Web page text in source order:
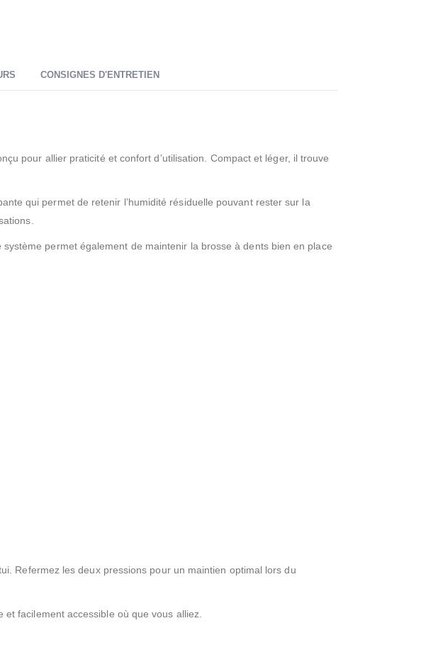
CONSIGNES D'ENTRETIEN
pour allier praticité et confort d’utilisation. Compact et léger, il trouve
qui permet de retenir l’humidité résiduelle pouvant rester sur la
permet également de maintenir la brosse à dents bien en place
Refermez les deux pressions pour un maintien optimal lors du
facilement accessible où que vous alliez.